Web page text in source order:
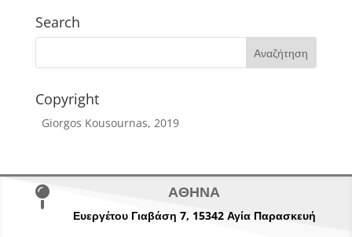
Search
Copyright
Giorgos Kousournas, 2019
 ΑΘΗΝΑ
Ευεργέτου Γιαβάση 7, 15342 Αγία Παρασκευή